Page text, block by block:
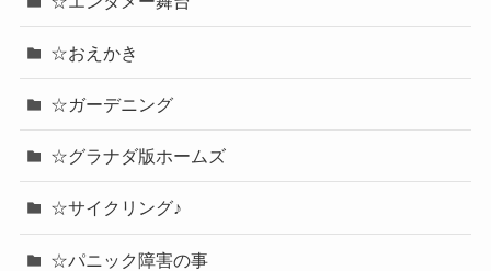
☆おえかき
☆ガーデニング
☆グラナダ版ホームズ
☆サイクリング♪
☆パニック障害の事